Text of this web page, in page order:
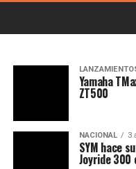
Yamaha
ZT500
NACIONAL 3
SYM hace
Joyride 300